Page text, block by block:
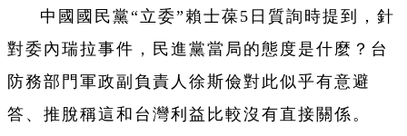
中國國民黨“立委”賴士葆5日質詢時提到，針
對委內瑞拉事件，民進黨當局的態度是什麼？台
防務部門軍政副負責人徐斯儉對此似乎有意避
答、推脫稱這和台灣利益比較沒有直接關係。